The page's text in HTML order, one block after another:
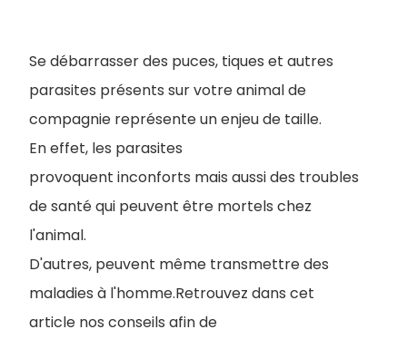
Se débarrasser des puces, tiques et autres
parasites présents sur votre animal de
compagnie représente un enjeu de taille.
En effet, les parasites
provoquent inconforts mais aussi des troubles
de santé qui peuvent être mortels chez
l'animal.
D'autres, peuvent même transmettre des
maladies à l'homme.Retrouvez dans cet
article nos conseils afin de